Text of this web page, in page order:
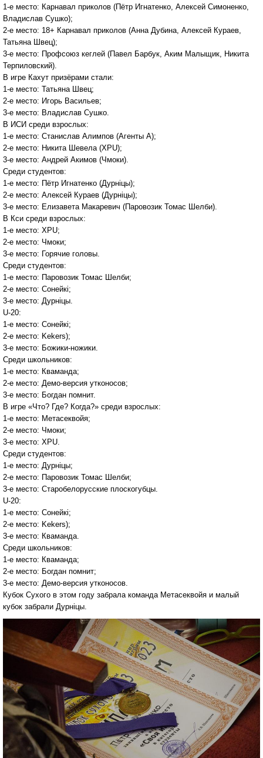
1-е место: Карнавал приколов (Пётр Игнатенко, Алексей Симоненко,
Владислав Сушко);
2-е место: 18+ Карнавал приколов (Анна Дубина, Алексей Кураев,
Татьяна Швец);
3-е место: Профсоюз кеглей (Павел Барбук, Аким Малыщик, Никита
Терпиловский).
В игре Кахут призёрами стали:
1-е место: Татьяна Швец;
2-е место: Игорь Васильев;
3-е место: Владислав Сушко.
В ИСИ среди взрослых:
1-е место: Станислав Алимпов (Агенты А);
2-е место: Никита Шевела (ХРU);
3-е место: Андрей Акимов (Чмоки).
Среди студентов:
1-е место: Пётр Игнатенко (Дурнiцы);
2-е место: Алексей Кураев (Дурнiцы);
3-е место: Елизавета Макаревич (Паровозик Томас Шелби).
В Кси среди взрослых:
1-е место: ХРU;
2-е место: Чмоки;
3-е место: Горячие головы.
Среди студентов:
1-е место: Паровозик Томас Шелби;
2-е место: Сонейкi;
3-е место: Дурнiцы.
U-20:
1-е место: Сонейкi;
2-е место: Kekers);
3-е место: Божики-ножики.
Среди школьников:
1-е место: Кваманда;
2-е место: Демо-версия утконосов;
3-е место: Богдан помнит.
В игре «Что? Где? Когда?» среди взрослых:
1-е место: Метасеквойя;
2-е место: Чмоки;
3-е место: XPU.
Среди студентов:
1-е место: Дурнiцы;
2-е место: Паровозик Томас Шелби;
3-е место: Старобелорусские плоскогубцы.
U-20:
1-е место: Сонейкi;
2-е место: Kekers);
3-е место: Кваманда.
Среди школьников:
1-е место: Кваманда;
2-е место: Богдан помнит;
3-е место: Демо-версия утконосов.
Кубок Сухого в этом году забрала команда Метасеквойя и малый
кубок забрали Дурнiцы.